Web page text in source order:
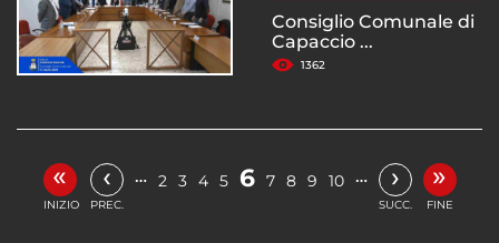
Consiglio Comunale di
Capaccio ...
1362
«
INIZIO
‹
PREC.
… 2 3 4 5 6 7 8 9 10 … ›
SUCC.
»
FINE